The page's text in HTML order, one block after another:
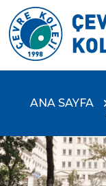
ANA SAYFA